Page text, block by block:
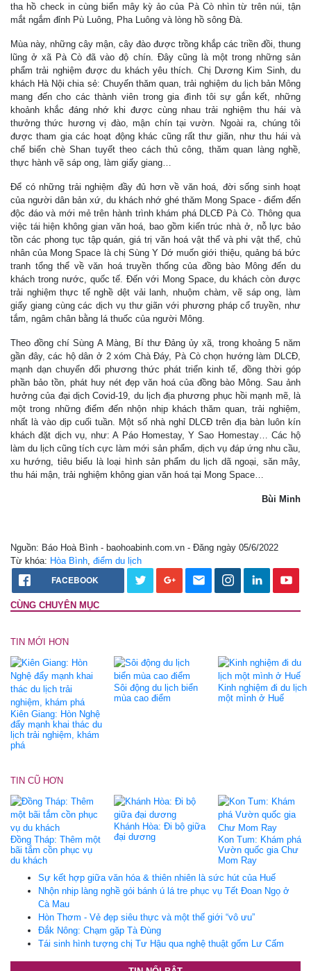
tha hồ check in cùng biển mây kỳ ảo của Pà Cò nhìn từ trên núi, tận
mắt ngắm đỉnh Pù Luông, Pha Luông và lòng hồ sông Đà.
Mùa này, những cây mận, cây đào được trồng khắp các triền đồi, thung
lũng ở xã Pà Cò đã vào độ chín. Đây cũng là một trong những sản
phẩm trải nghiệm được du khách yêu thích. Chị Dương Kim Sinh, du
khách Hà Nội chia sẻ: Chuyến thăm quan, trải nghiệm du lịch bản Mông
mang đến cho các thành viên trong gia đình tôi sự gắn kết, những
khoảnh khắc đáng nhớ khi được cùng nhau trải nghiệm thu hái và
thưởng thức hương vị đào, mận chín tại vườn. Ngoài ra, chúng tôi
được tham gia các hoạt động khác cũng rất thư giãn, như thu hái và
chế biến chè Shan tuyết theo cách thủ công, thăm quan làng nghề,
thực hành vẽ sáp ong, làm giấy giang…
Để có những trải nghiệm đầy đủ hơn về văn hoá, đời sống sinh hoạt
của người dân bản xứ, du khách nhớ ghé thăm Mong Space - điểm đến
độc đáo và mới mẻ trên hành trình khám phá DLCĐ Pà Cò. Thông qua
việc tái hiện không gian văn hoá, bao gồm kiến trúc nhà ở, nỗ lực bảo
tồn các phong tục tập quán, giá trị văn hoá vật thể và phi vật thể, chủ
nhân của Mong Space là chị Sùng Y Dớ muốn giới thiệu, quảng bá bức
tranh tổng thể về văn hoá truyền thống của đồng bào Mông đến du
khách trong nước, quốc tế. Đến với Mong Space, du khách còn được
trải nghiệm thực tế nghề dệt vải lanh, nhuộm chàm, vẽ sáp ong, làm
giấy giang cùng các dịch vụ thư giãn với phương pháp cổ truyền, như
tắm, ngâm chân bằng lá thuốc của người Mông.
Theo đồng chí Sùng A Màng, Bí thư Đảng ủy xã, trong khoảng 5 năm
gần đây, các hộ dân ở 2 xóm Chà Đáy, Pà Cò chọn hướng làm DLCĐ,
mạnh dạn chuyển đổi phương thức phát triển kinh tế, đồng thời góp
phần bảo tồn, phát huy nét đẹp văn hoá của đồng bào Mông. Sau ảnh
hưởng của đại dịch Covid-19, du lịch địa phương phục hồi mạnh mẽ, là
một trong những điểm đến nhộn nhịp khách thăm quan, trải nghiệm,
nhất là vào dịp cuối tuần. Một số nhà nghỉ DLCĐ trên địa bàn luôn kín
khách đặt dịch vụ, như: A Páo Homestay, Y Sao Homestay… Các hộ
làm du lịch cũng tích cực làm mới sản phẩm, dịch vụ đáp ứng nhu cầu,
xu hướng, tiêu biểu là loại hình sản phẩm du lịch dã ngoại, săn mây,
thu hái mận, trải nghiệm không gian văn hoá tại Mong Space…
Bùi Minh
Nguồn: Báo Hoà Bình - baohoabinh.com.vn - Đăng ngày 05/6/2022
Từ khóa: Hòa Bình điểm du lịch
FACEBOOK
CÙNG CHUYÊN MỤC
TIN MỚI HƠN
Kiên Giang: Hòn Nghệ
đẩy mạnh khai thác du
lịch trải nghiệm, khám
phá
Sôi động du lịch biển
mùa cao điểm
Kinh nghiệm đi du lịch
một mình ở Huế
TIN CŨ HƠN
Đồng Tháp: Thêm một
bãi tắm cồn phục vụ
du khách
Khánh Hòa: Đi bộ giữa
đại dương
Kon Tum: Khám phá
Vườn quốc gia Chư
Mom Ray
Sự kết hợp giữa văn hóa & thiên nhiên là sức hút của Huế
Nhộn nhịp làng nghề gói bánh ú lá tre phục vụ Tết Đoan Ngọ ở
Cà Mau
Hòn Thơm - Vẻ đẹp siêu thực và một thế giới “vô ưu”
Đắk Nông: Chạm gặp Tà Đùng
Tái sinh hình tượng chị Tư Hậu qua nghệ thuật gốm Lư Cấm